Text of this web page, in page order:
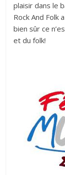
plaisir dans le
Rock And Folk
bien sûr ce
et du folk!